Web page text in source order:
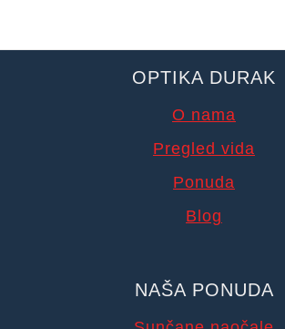
OPTIKA DURAK
O nama
Pregled vida
Ponuda
Blog
NAŠA PONUDA